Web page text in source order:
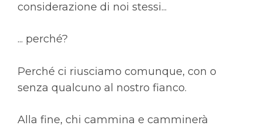
considerazione di noi stessi...
... perché?
Perché ci riusciamo comunque, con o
senza qualcuno al nostro fianco.
Alla fine, chi cammina e camminerà